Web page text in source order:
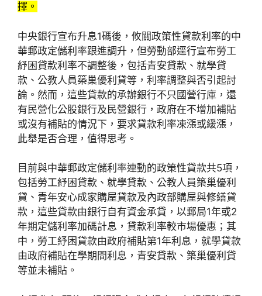
擇。
中央銀行宣布升息1碼後，攸關政策性貸款利率的中
華郵政定儲利率跟進調升，但勞動部逕行宣布勞工
紓困貸款利率不調整後，包括青安貸款、就學貸
款、公教人員築巢優利貸等，利率調整與否引起討
論。然而，這些貸款的承辦銀行不只國營行庫，還
有民營化公股銀行及民營銀行，政府在不增加補貼
或沒有補貼的情況下，要求貸款利率凍漲或緩漲，
此舉是否合理，值得思考。
目前與中華郵政定儲利率連動的政策性貸款共5項，
包括勞工紓困貸款、就學貸款、公教人員築巢優利
貸、青年安心成家購屋貸款及內政部購屋與修繕貸
款，這些貸款由銀行自有資金承貸，以郵局1年或2
年期定儲利率加碼計息，貸款利率較市場優惠；其
中，勞工紓困貸款由政府補貼第1年利息，就學貸款
由政府補貼在學期間利息，青安貸款、築巢優利貸
等並未補貼。